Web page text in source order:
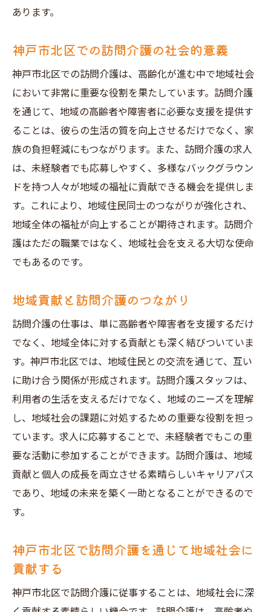
あります。
神戸市北区での訪問介護の社会的意義
神戸市北区での訪問介護は、高齢化が進む中で地域社会
において非常に重要な役割を果たしています。訪問介護
を通じて、地域の高齢者や障害者に必要な支援を提供す
ることは、彼らの生活の質を向上させるだけでなく、家
族の負担軽減にもつながります。また、訪問介護の求人
は、未経験者でも応募しやすく、多様なバックグラウン
ドを持つ人々が地域の福祉に貢献できる機会を提供しま
す。これにより、地域住民同士のつながりが強化され、
地域全体の福祉が向上することが期待されます。訪問介
護はただの職業ではなく、地域社会を支える大切な使命
でもあるのです。
地域貢献と訪問介護のつながり
訪問介護の仕事は、単に高齢者や障害者を支援するだけ
でなく、地域全体に対する貢献とも深く結びついていま
す。神戸市北区では、地域住民との交流を通じて、互い
に助け合う関係が形成されます。訪問介護スタッフは、
利用者の生活を支えるだけでなく、地域のニーズを理解
し、地域社会の課題に対処するための重要な役割を担っ
ています。求人に応募することで、未経験者でもこの重
要な活動に参加することができます。訪問介護は、地域
貢献と個人の成長を両立させる素晴らしいキャリアパス
であり、地域の未来を築く一助となることができるので
す。
神戸市北区で訪問介護を通じて地域社会に
貢献する
神戸市北区で訪問介護に従事することは、地域社会に深